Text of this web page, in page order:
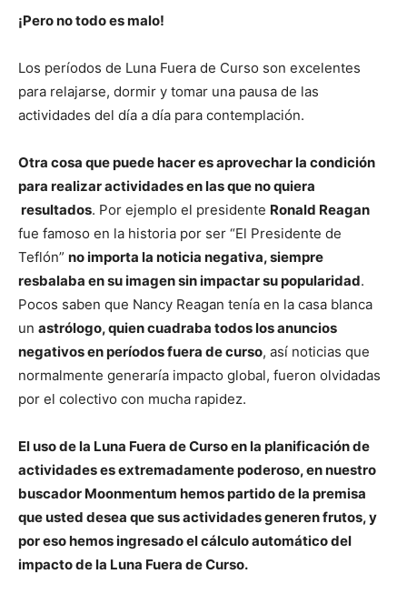
¡Pero no todo es malo!
Los períodos de Luna Fuera de Curso son excelentes
para relajarse, dormir y tomar una pausa de las
actividades del día a día para contemplación.
Otra cosa que puede hacer es aprovechar la condición
para realizar actividades en las que no quiera
resultados. Por ejemplo el presidente Ronald Reagan
fue famoso en la historia por ser “El Presidente de
Teflón” no importa la noticia negativa, siempre
resbalaba en su imagen sin impactar su popularidad.
Pocos saben que Nancy Reagan tenía en la casa blanca
un astrólogo, quien cuadraba todos los anuncios
negativos en períodos fuera de curso, así noticias que
normalmente generaría impacto global, fueron olvidadas
por el colectivo con mucha rapidez.
El uso de la Luna Fuera de Curso en la planificación de
actividades es extremadamente poderoso, en nuestro
buscador Moonmentum hemos partido de la premisa
que usted desea que sus actividades generen frutos, y
por eso hemos ingresado el cálculo automático del
impacto de la Luna Fuera de Curso.